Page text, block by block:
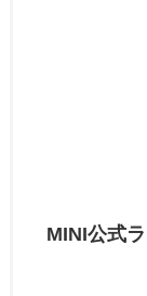
MINI公式